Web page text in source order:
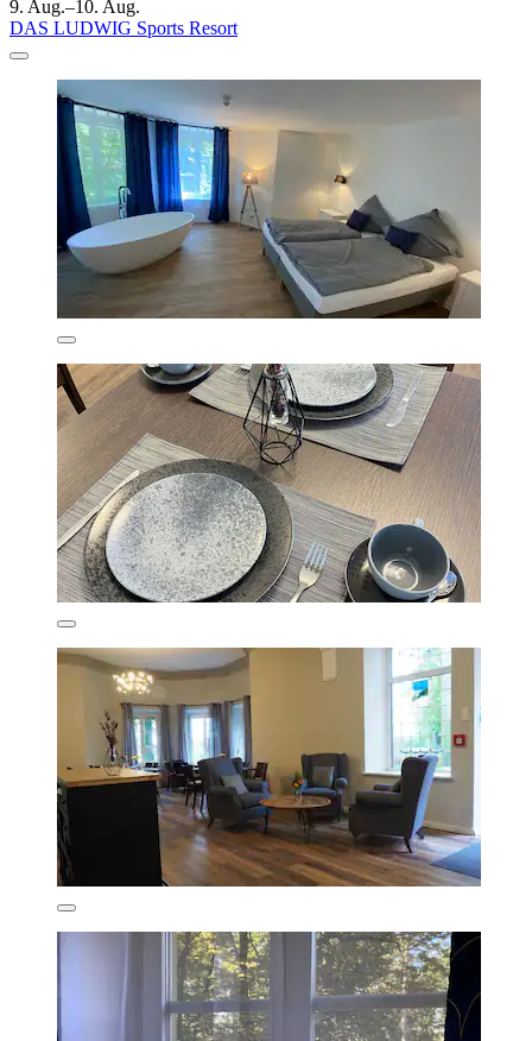
9. Aug.–10. Aug.
DAS LUDWIG Sports Resort